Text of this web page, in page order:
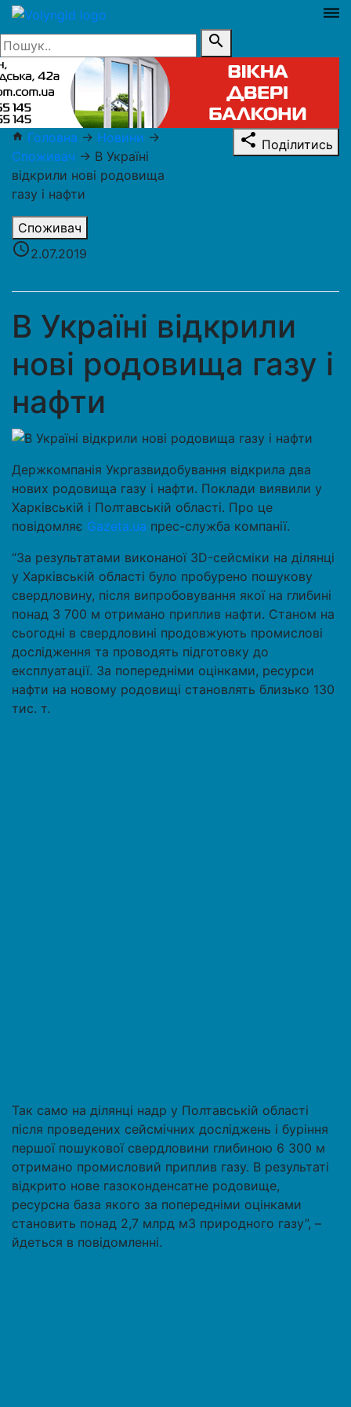
dehaze
search
home Головна → Новини →
Споживач → В Україні
відкрили нові родовища
газу і нафти
Споживач
access_time2.07.2019
share Поділитись
В Україні відкрили
нові родовища газу і
нафти
Держкомпанія Укргазвидобування відкрила два
нових родовища газу і нафти. Поклади виявили у
Харківській і Полтавській області. Про це
повідомляє Gazeta.ua прес-служба компанії.
“За результатами виконаної ЗD-сейсміки на ділянці
у Харківській області було пробурено пошукову
свердловину, після випробовування якої на глибині
понад 3 700 м отримано приплив нафти. Станом на
сьогодні в свердловині продовжують промислові
дослідження та проводять підготовку до
експлуатації. За попередніми оцінками, ресурси
нафти на новому родовищі становлять близько 130
тис. т.
Так само на ділянці надр у Полтавській області
після проведених сейсмічних досліджень і буріння
першої пошукової свердловини глибиною 6 300 м
отримано промисловий приплив газу. В результаті
відкрито нове газоконденсатне родовище,
ресурсна база якого за попередніми оцінками
становить понад 2,7 млрд м3 природного газу”, –
йдеться в повідомленні.